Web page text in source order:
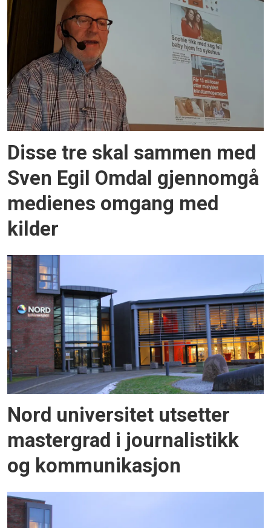
Disse tre skal sammen med
Sven Egil Omdal gjennomgå
medienes omgang med
kilder
Nord universitet utsetter
mastergrad i journalistikk
og kommunikasjon